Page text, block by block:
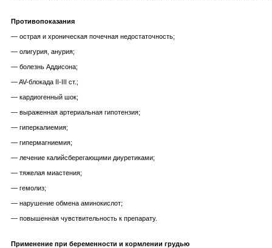
Противопоказания
— острая и хроническая почечная недостаточность;
— олигурия, анурия;
— болезнь Аддисона;
— AV-блокада II-III ст.;
— кардиогенный шок;
— выраженная артериальная гипотензия;
— гиперкалиемия;
— гипермагниемия;
— лечение калийсберегающими диуретиками;
— тяжелая миастения;
— гемолиз;
— нарушение обмена аминокислот;
— повышенная чувствительность к препарату.
Применение при беременности и кормлении грудью